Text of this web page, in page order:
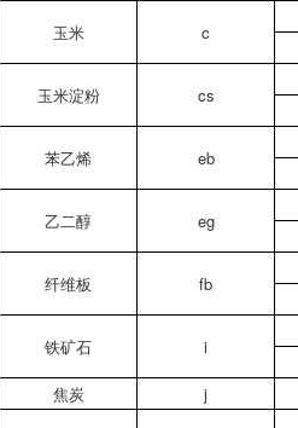
玉米 c
玉米淀粉 cs
苯乙烯 eb
乙二醇 eg
纤维板 fb
铁矿石 i
焦炭
j